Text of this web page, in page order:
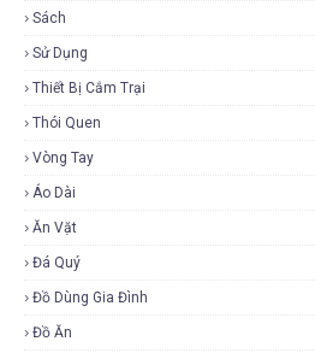
Sách
Sử Dụng
Thiết Bị Cắm Trại
Thói Quen
Vòng Tay
Áo Dài
Ăn Vặt
Đá Quý
Đồ Dùng Gia Đình
Đồ Ăn